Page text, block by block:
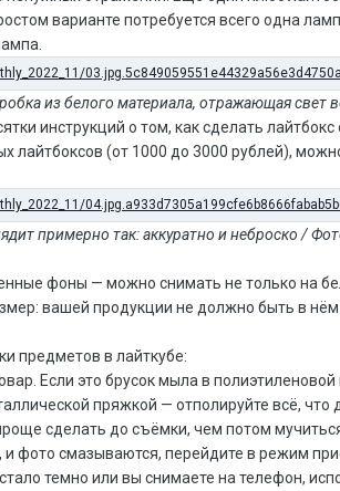
варианте потребуется всего одна
из белого материала, отражающая свет
инструкций о том, как сделать
лайтбоксов (от 1000 до 3000 рублей),
примерно так: аккуратно и неброско /
фоны — можно снимать не только на
вашей продукции не должно быть в
предметов в лайткубе:
Если это брусок мыла в
пряжкой — отполируйте всё, что
сделать до съёмки, чем потом
и фото смазываются, перейдите в режим
темно или вы снимаете на телефон,